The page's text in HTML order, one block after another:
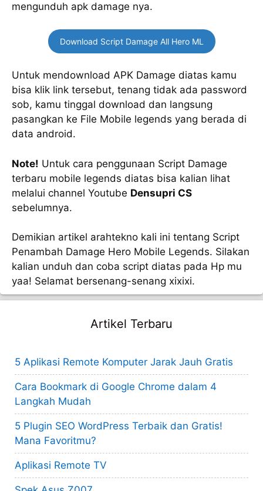
mengunduh apk damage nya.
Download Script Damage All Hero ML
Untuk mendownload APK Damage diatas kamu
bisa klik link tersebut, tenang tidak ada password
sob, kamu tinggal download dan langsung
pasangkan ke File Mobile legends yang berada di
data android.
Note! Untuk cara penggunaan Script Damage
terbaru mobile legends diatas bisa kalian lihat
melalui channel Youtube Densupri CS
sebelumnya.
Demikian artikel arahtekno kali ini tentang Script
Penambah Damage Hero Mobile Legends. Silakan
kalian unduh dan coba script diatas pada Hp mu
yaa! Selamat bersenang-senang xixixi.
Artikel Terbaru
5 Aplikasi Remote Komputer Jarak Jauh Gratis
Cara Bookmark di Google Chrome dalam 4
Langkah Mudah
5 Plugin SEO WordPress Terbaik dan Gratis!
Mana Favoritmu?
Aplikasi Remote TV